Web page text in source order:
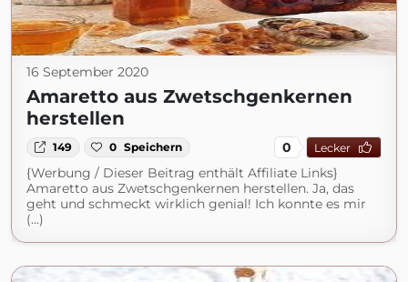
16 September 2020
Amaretto aus Zwetschgenkernen
herstellen
149 0 Speichern 0 Lecker
{Werbung / Dieser Beitrag enthält Affiliate Links}
Amaretto aus Zwetschgenkernen herstellen. Ja, das
geht und schmeckt wirklich genial! Ich konnte es mir
(...)